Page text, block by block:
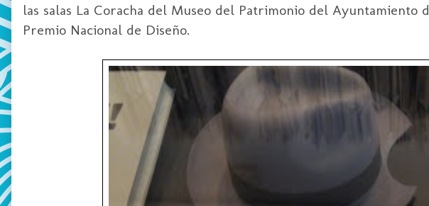
las salas La Coracha del Museo del Patrimonio del
Premio Nacional de Diseño.